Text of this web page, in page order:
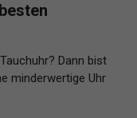
Dann bist
minderwertige Uhr